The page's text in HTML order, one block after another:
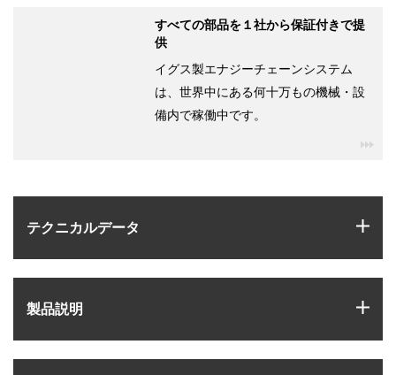
テクニカルデータ
製品説明
すべての部品を１社から保証付きで提
供
イグス製エナジーチェーンシステム
は、世界中にある何十万もの機械・設
備内で稼働中です。